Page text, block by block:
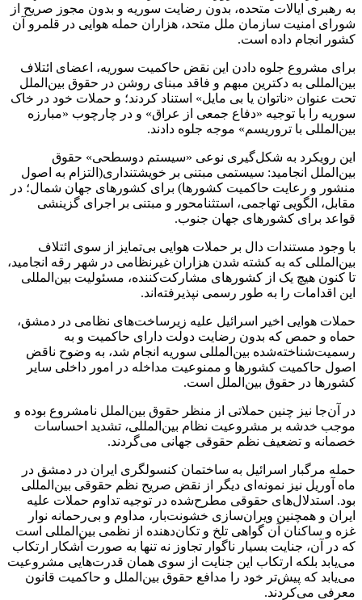
به رهبری ایالات متحده، بدون رضایت سوریه و بدون مجوز صریح از
شورای امنیت سازمان ملل متحد، هزاران حمله هوایی در قلمرو آن
کشور انجام داده است.
برای مشروع جلوه دادن این نقض حاکمیت سوریه، اعضای ائتلاف
بین‌المللی به دکترین مبهم و فاقد مبنای روشن در حقوق بین‌الملل
تحت عنوان «ناتوان یا بی مایل» استناد کردند؛ و حملات خود در خاک
سوریه را با توجیه «دفاع جمعی از عراق» و در چارچوب «مبارزه
بین‌المللی با تروریسم» موجه جلوه دادند.
این رویکرد به شکل‌گیری نوعی «سیستم دو‌سطحی» حقوق
بین‌الملل انجامید: سیستمی مبتنی بر خویشتنداری(التزام به اصول
منشور و رعایت حاکمیت کشورها) برای کشورهای جهان شمال؛ در
مقابل، الگویی تهاجمی، استثنامحور و مبتنی بر اجرای گزینشی
قواعد برای کشورهای جهان جنوب.
با وجود مستندات دال بر حملات هوایی بی‌تمایز از سوی ائتلاف
بین‌المللی که به کشته ‌شدن هزاران غیرنظامی در شهر رقه انجامید،
تا کنون هیچ ‌یک از کشورهای مشارکت‌کننده، مسئولیت بین‌المللی
این اقدامات را به‌ طور رسمی نپذیرفته‌اند.
حملات هوایی اخیر اسرائیل علیه زیرساخت‌های نظامی در دمشق،
حماه و حمص که بدون رضایت دولت دارای حاکمیت و به
‌رسمیت‌شناخته‌شده بین‌المللی سوریه انجام شد، به ‌وضوح ناقض
اصول حاکمیت کشورها و ممنوعیت مداخله در امور داخلی سایر
کشورها در حقوق بین‌الملل است.
در آن‌جا نیز چنین حملاتی از منظر حقوق بین‌الملل نامشروع بوده و
موجب خدشه بر مشروعیت نظام بین‌المللی، تشدید احساسات
خصمانه و تضعیف نظم حقوقی جهانی می‌گردند.
حمله مرگبار اسرائیل به ساختمان کنسولگری ایران در دمشق در
ماه آوریل نیز نمونه‌ای دیگر از نقض صریح نظم حقوقی بین‌المللی
بود. استدلال‌های حقوقی مطرح‌شده در توجیه تداوم حملات علیه
ایران و همچنین ویران‌سازی خشونت‌بار، مداوم و بی‌رحمانه نوار
غزه و ساکنان آن گواهی تلخ و تکان‌دهنده از نظمی بین‌المللی است
که در آن، جنایت بسیار ناگوار تجاوز نه ‌تنها به‌ صورت آشکار ارتکاب
می‌یابد بلکه ارتکاب این جنایت از سوی همان قدرت‌هایی مشروعیت
می‌یابد که پیش‌تر خود را مدافع حقوق بین‌الملل و حاکمیت قانون
معرفی می‌کردند.